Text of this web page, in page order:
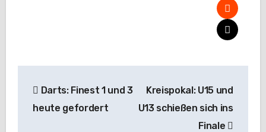
Darts: Finest 1 und 3
heute gefordert
Kreispokal: U15 und
U13 schießen sich ins
Finale